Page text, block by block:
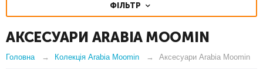
ФІЛЬТР
АКСЕСУАРИ ARABIA MOOMIN
Головна Колекція Arabia Moomin Аксесуари Arabia Moomin